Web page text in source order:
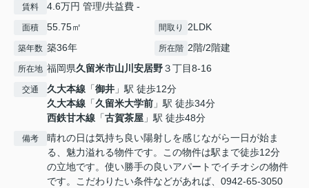
賃料 4.6万円 管理/共益費 -
面積 55.75㎡ 間取り 2LDK
築年数 築36年 所在階 2階/2階建
所在地 福岡県久留米市山川安居野３丁目8-16
交通 久大本線 「御井 」駅 徒歩12分
久大本線 「久留米大学前 」駅 徒歩34分
西鉄甘木線 「古賀茶屋 」駅 徒歩48分
備考
晴れの日は気持ち良い陽射しを感じながら一日が始ま
る、魅力溢れる物件です。この物件は駅まで徒歩12分
の立地です。使い勝手の良いアパートでイチオシの物件
です。こだわりたい条件などがあれば、0942-65-3050